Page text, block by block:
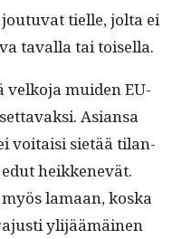
tielle, jol­ta ei
taval­la tai toisella.
velko­ja muiden EU-
Asiansa
voitaisi sietää tilan­
heikkenevät.
lamaan, kos­ka
yli­jäämäi­nen